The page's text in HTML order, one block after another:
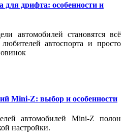
дрифта: особенности и
автомобилей становятся всё
автоспорта и просто
Mini-Z: выбор и особенности
автомобилей Mini-Z полон
настройки.